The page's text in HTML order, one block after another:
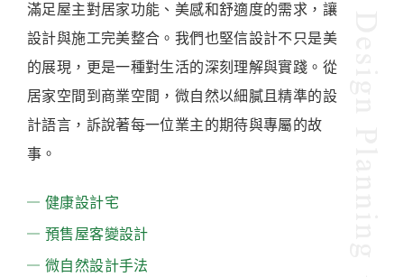
滿足屋主對居家功能、美感和舒適度的需求，讓
設計與施工完美整合。我們也堅信設計不只是美
的展現，更是一種對生活的深刻理解與實踐。從
居家空間到商業空間，微自然以細膩且精準的設
計語言，訴說著每一位業主的期待與專屬的故
事。
健康設計宅
預售屋客變設計
微自然設計手法